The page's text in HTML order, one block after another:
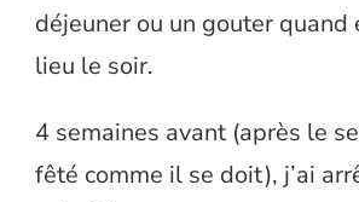
déjeuner ou un gouter
lieu le soir.
4 semaines avant (après le
fêté comme il se doit), j’ai